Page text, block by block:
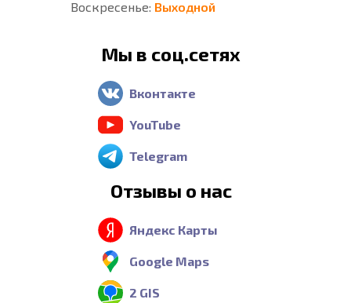
Воскресенье: Выходной
Мы в соц.сетях
Вконтакте
YouTube
Telegram
Отзывы о нас
Яндекс Карты
Google Maps
2 GIS